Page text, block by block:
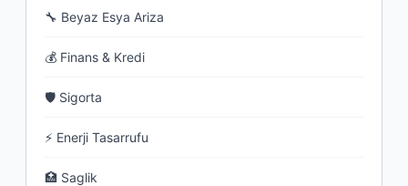
🔧 Beyaz Esya Ariza
💰 Finans & Kredi
🛡 Sigorta
⚡ Enerji Tasarrufu
🏥 Saglik